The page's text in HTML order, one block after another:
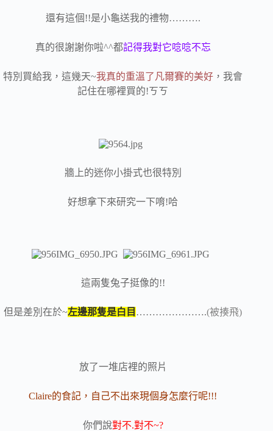
還有這個!!是小龜送我的禮物……….
真的很謝謝你啦^^都記得我對它唸唸不忘
特別買給我，這幾天~我真的重溫了凡爾賽的美好 ，我會
記住在哪裡買的!ㄎㄎ
牆上的迷你小掛式也很特別
好想拿下來研究一下唷!哈
這兩隻兔子挺像的!!
但是差別在於~左邊那隻是白目 ………………….(被揍飛)
放了一堆店裡的照片
Claire的食記，自己不出來現個身怎麼行呢!!!
你們說對不.對不~?